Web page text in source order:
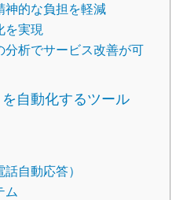
神的な負担を軽減
を実現
分析でサービス改善が可
自動化するツール
自動応答）
ム